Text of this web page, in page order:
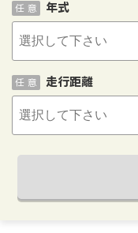
年式
任 意
走行距離
任 意